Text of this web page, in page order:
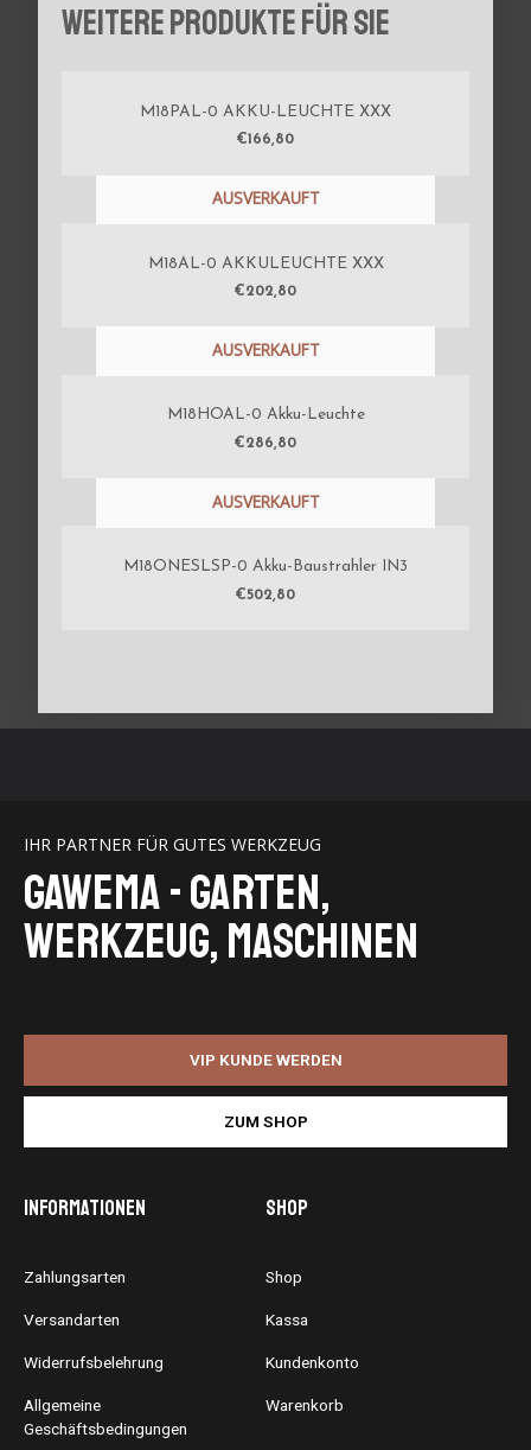
Weitere Produkte für Sie
M18PAL-0 AKKU-LEUCHTE XXX
€166,80
AUSVERKAUFT
M18AL-0 AKKULEUCHTE XXX
€202,80
AUSVERKAUFT
M18HOAL-0 Akku-Leuchte
€286,80
AUSVERKAUFT
M18ONESLSP-0 Akku-Baustrahler IN3
€502,80
IHR PARTNER FÜR GUTES WERKZEUG
GaWeMA - Garten,
Werkzeug, Maschinen
VIP KUNDE WERDEN
ZUM SHOP
Informationen
Zahlungsarten
Versandarten
Widerrufsbelehrung
Allgemeine
Geschäftsbedingungen
Shop
Shop
Kassa
Kundenkonto
Warenkorb